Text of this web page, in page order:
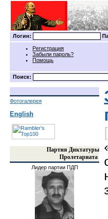
Логин:
Регистрация
Забыли пароль?
Помощь
Поиск:
Фотогалерея
English
Партия Диктатуры
Пролетариата
Лидер партии ПДП